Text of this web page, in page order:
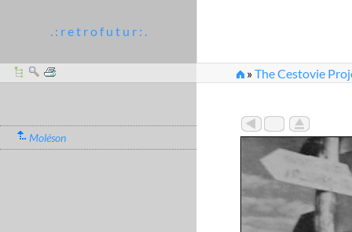
. : r e t r o f u t u r : .
»The Cestovie
Moléson